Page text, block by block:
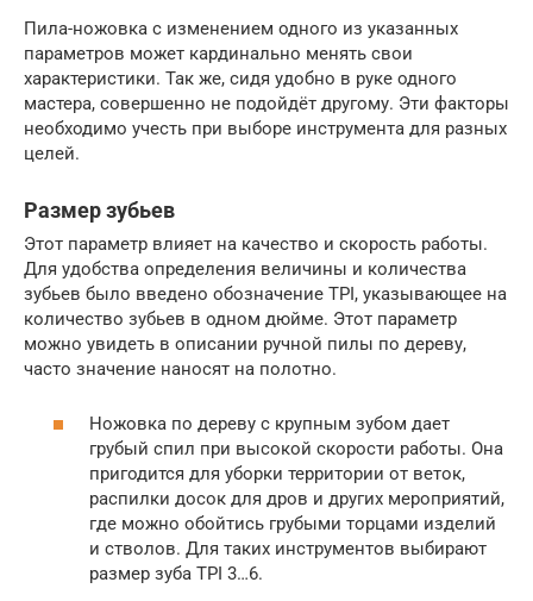
Пила-ножовка с изменением одного из указанных
параметров может кардинально менять свои
характеристики. Так же, сидя удобно в руке одного
мастера, совершенно не подойдёт другому. Эти факторы
необходимо учесть при выборе инструмента для разных
целей.
Размер зубьев
Этот параметр влияет на качество и скорость работы.
Для удобства определения величины и количества
зубьев было введено обозначение TPI, указывающее на
количество зубьев в одном дюйме. Этот параметр
можно увидеть в описании ручной пилы по дереву,
часто значение наносят на полотно.
Ножовка по дереву с крупным зубом дает
грубый спил при высокой скорости работы. Она
пригодится для уборки территории от веток,
распилки досок для дров и других мероприятий,
где можно обойтись грубыми торцами изделий
и стволов. Для таких инструментов выбирают
размер зуба TPI 3…6.